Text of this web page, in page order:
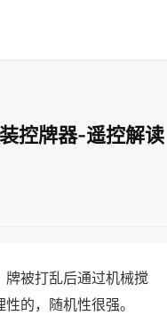
控牌器-遥控解读
牌被打乱后通过机械搅
的，随机性很强。